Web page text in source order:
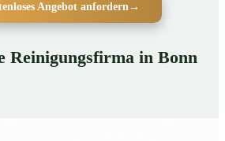
Angebot anfordern→
Reinigungsfirma in Bonn